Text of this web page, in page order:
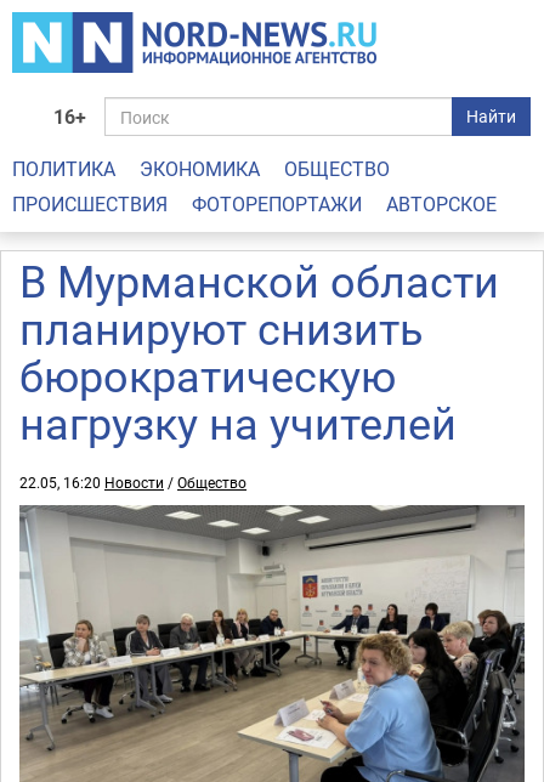
16+ Найти
ПОЛИТИКА ЭКОНОМИКА
ОБЩЕСТВО
ПРОИСШЕСТВИЯ
ФОТОРЕПОРТАЖИ АВТОРСКОЕ
В Мурманской области
планируют снизить
бюрократическую
нагрузку на учителей
22.05, 16:20 Новости /Общество